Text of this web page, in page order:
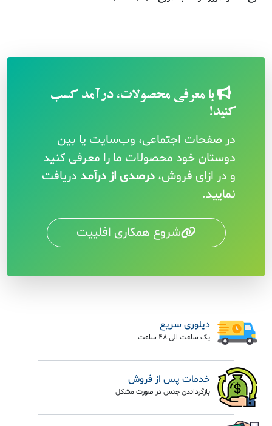
با معرفی محصولات، درآمد کسب
کنید!
در صفحات اجتماعی، وب‌سایت یا بین
دوستان خود محصولات ما را معرفی کنید
و در ازای فروش، درصدی از درآمد دریافت
نمایید.
شروع همکاری افلییت
دیلوری سریع
یک ساعت الی 48 ساعت
خدمات پس از فروش
بازگرداندن جنس در صورت مشکل